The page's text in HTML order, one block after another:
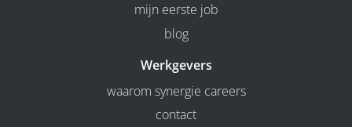
mijn eerste job
blog
Werkgevers
waarom synergie careers
contact